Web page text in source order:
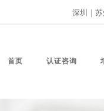
深圳 |
首页 认证咨询